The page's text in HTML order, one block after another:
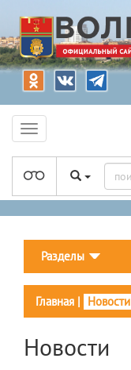
Разделы
Главная | Новости
Новости